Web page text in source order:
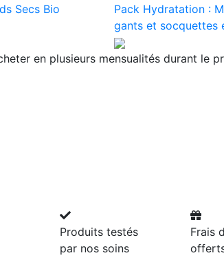
Secs Bio
Pack Hydratation :
gants et socquettes
en plusieurs mensualités durant le
Produits testés
par nos soins
Frais